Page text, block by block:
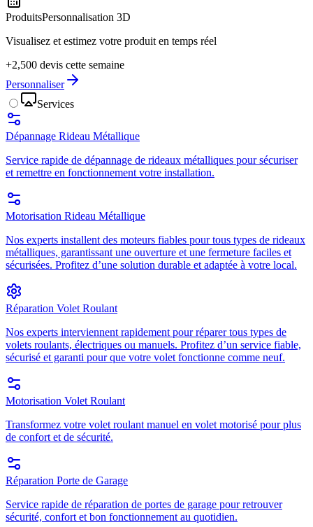
ProduitsPersonnalisation 3D
Visualisez et estimez votre produit en temps réel
+2,500 devis cette semaine
Personnaliser
Services
Dépannage Rideau Métallique
Service rapide de dépannage de rideaux métalliques pour sécuriser
et remettre en fonctionnement votre installation.
Motorisation Rideau Métallique
Nos experts installent des moteurs fiables pour tous types de rideaux
métalliques, garantissant une ouverture et une fermeture faciles et
sécurisées. Profitez d’une solution durable et adaptée à votre local.
Réparation Volet Roulant
Nos experts interviennent rapidement pour réparer tous types de
volets roulants, électriques ou manuels. Profitez d’un service fiable,
sécurisé et garanti pour que votre volet fonctionne comme neuf.
Motorisation Volet Roulant
Transformez votre volet roulant manuel en volet motorisé pour plus
de confort et de sécurité.
Réparation Porte de Garage
Service rapide de réparation de portes de garage pour retrouver
sécurité, confort et bon fonctionnement au quotidien.